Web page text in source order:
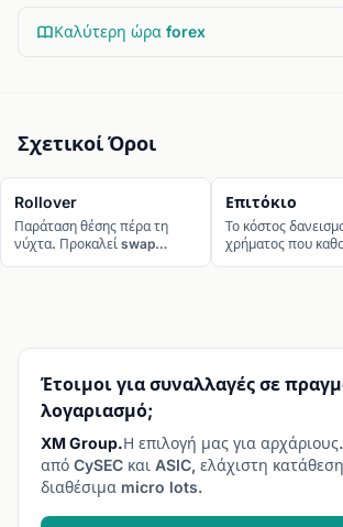
Καλύτερη ώρα forex
Σχετικοί Όροι
Rollover
Παράταση θέσης πέρα τη
νύχτα. Προκαλεί swap
Επιτόκιο
Το κόστος
χρήματος που
Έτοιμοι για συναλλαγές σε
λογαριασμό;
XM Group.Η επιλογή μας για
από CySEC και ASIC, ελάχιστη
διαθέσιμα micro lots.